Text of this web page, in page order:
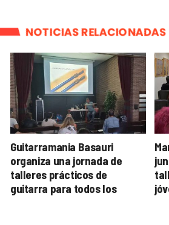
NOTICIAS RELACIONADAS
Guitarramania Basauri
organiza una jornada de
talleres prácticos de
guitarra para todos los